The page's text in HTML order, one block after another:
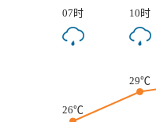
07时 10时
26℃
29℃